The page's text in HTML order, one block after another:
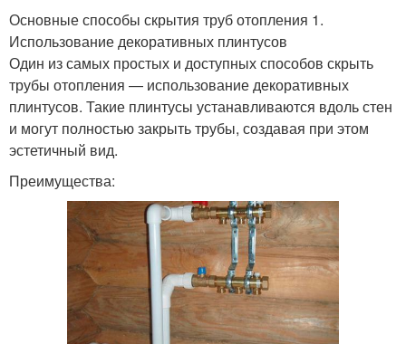
Основные способы скрытия труб отопления 1.
Использование декоративных плинтусов
Один из самых простых и доступных способов скрыть
трубы отопления — использование декоративных
плинтусов. Такие плинтусы устанавливаются вдоль стен
и могут полностью закрыть трубы, создавая при этом
эстетичный вид.
Преимущества: